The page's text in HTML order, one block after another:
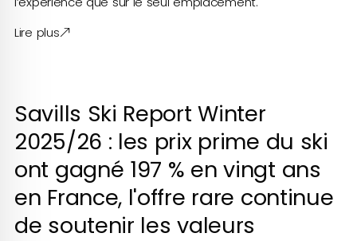
Lire plus
Savills Ski Report Winter
2025/26 : les prix prime du ski
ont gagné 197 % en vingt ans
en France, l'offre rare continue
de soutenir les valeurs